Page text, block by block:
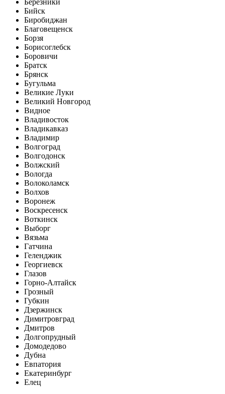
Бийск
Биробиджан
Благовещенск
Борзя
Борисоглебск
Боровичи
Братск
Брянск
Бугульма
Великие Луки
Великий Новгород
Видное
Владивосток
Владикавказ
Владимир
Волгоград
Волгодонск
Волжский
Вологда
Волоколамск
Волхов
Воронеж
Воскресенск
Воткинск
Выборг
Вязьма
Гатчина
Геленджик
Георгиевск
Глазов
Горно-Алтайск
Грозный
Губкин
Дзержинск
Димитровград
Дмитров
Долгопрудный
Домодедово
Дубна
Евпатория
Екатеринбург
Елец